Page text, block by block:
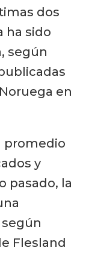
dos
ha sido
según
en
promedio
y
pasado, la
según
Flesland